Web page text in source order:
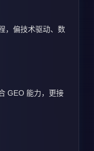
，偏技术驱动、数
GEO 能力，更接